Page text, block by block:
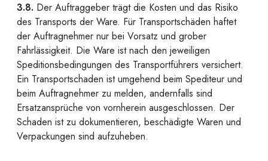
3.8. Der Auftraggeber trägt die Kosten und das Risiko
des Transports der Ware. Für Transportschäden haftet
der Auftragnehmer nur bei Vorsatz und grober
Fahrlässigkeit. Die Ware ist nach den jeweiligen
Speditionsbedingungen des Transportführers versichert.
Ein Transportschaden ist umgehend beim Spediteur und
beim Auftragnehmer zu melden, andernfalls sind
Ersatzansprüche von vornherein ausgeschlossen. Der
Schaden ist zu dokumentieren, beschädigte Waren und
Verpackungen sind aufzuheben.